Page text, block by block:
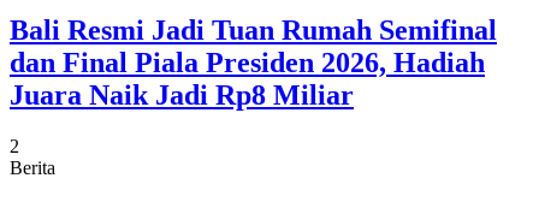
Bali Resmi Jadi Tuan Rumah Semifinal
dan Final Piala Presiden 2026, Hadiah
Juara Naik Jadi Rp8 Miliar
2
Berita